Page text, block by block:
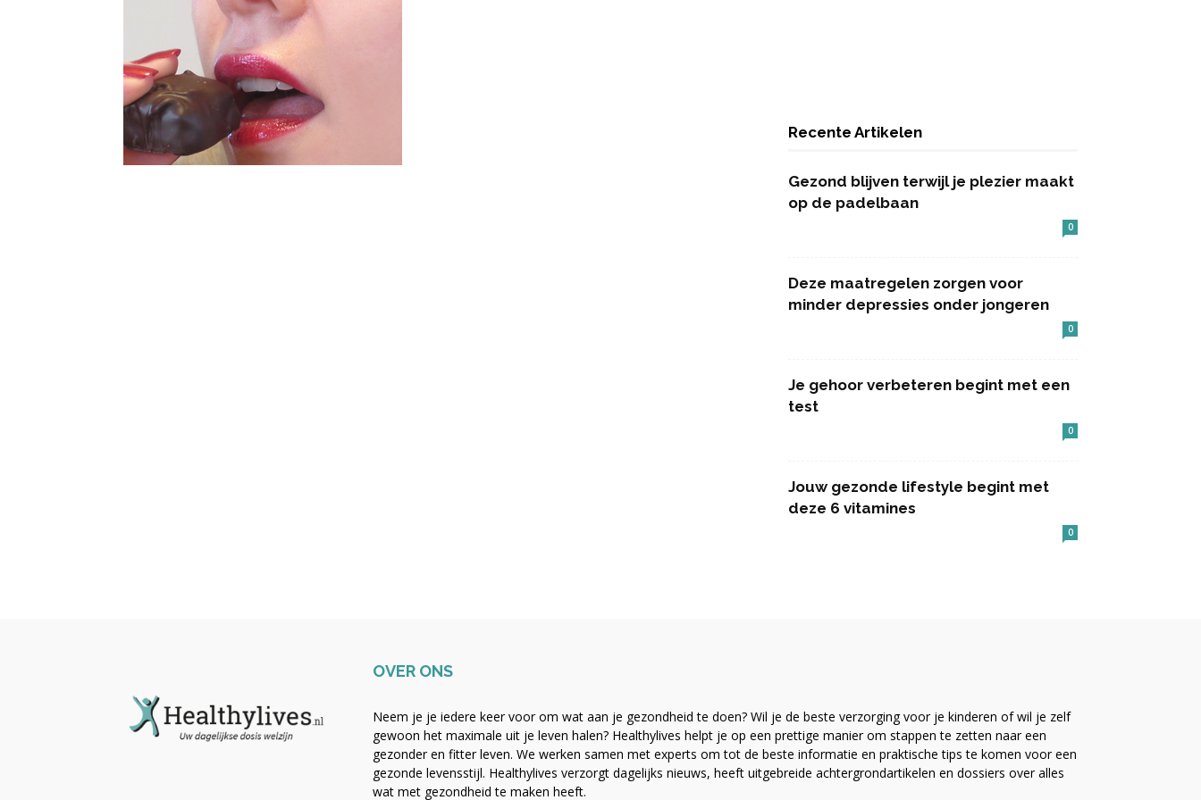
Recente Artikelen
Gezond blijven terwijl je plezier maakt
op de padelbaan
0
Deze maatregelen zorgen voor
minder depressies onder jongeren
0
Je gehoor verbeteren begint met een
test
0
Jouw gezonde lifestyle begint met
deze 6 vitamines
0
OVER ONS
Neem je je iedere keer voor om wat aan je gezondheid te doen? Wil je de beste verzorging voor je kinderen of wil je zelf
gewoon het maximale uit je leven halen? Healthylives helpt je op een prettige manier om stappen te zetten naar een
gezonder en fitter leven. We werken samen met experts om tot de beste informatie en praktische tips te komen voor een
gezonde levensstijl. Healthylives verzorgt dagelijks nieuws, heeft uitgebreide achtergrondartikelen en dossiers over alles
wat met gezondheid te maken heeft.